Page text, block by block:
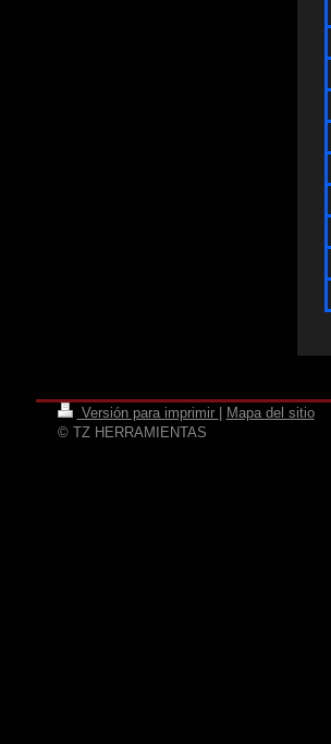
Versión para imprimir
Mapa del sitio
© TZ HERRAMIENTAS